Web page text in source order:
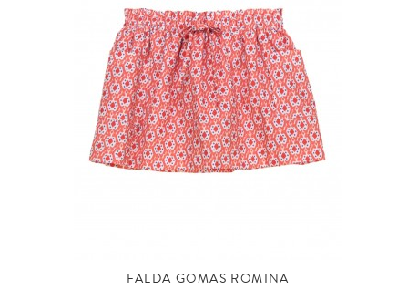
FALDA GOMAS ROMINA